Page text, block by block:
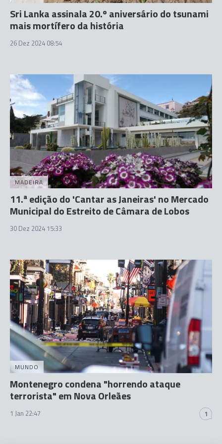
Sri Lanka assinala 20.º aniversário do tsunami
mais mortífero da história
26 Dez 2024 08:54
MADEIRA
11.ª edição do 'Cantar as Janeiras' no Mercado
Municipal do Estreito de Câmara de Lobos
30 Dez 2024 15:33
MUNDO
Montenegro condena "horrendo ataque
terrorista" em Nova Orleães
1 Jan 22:47 1